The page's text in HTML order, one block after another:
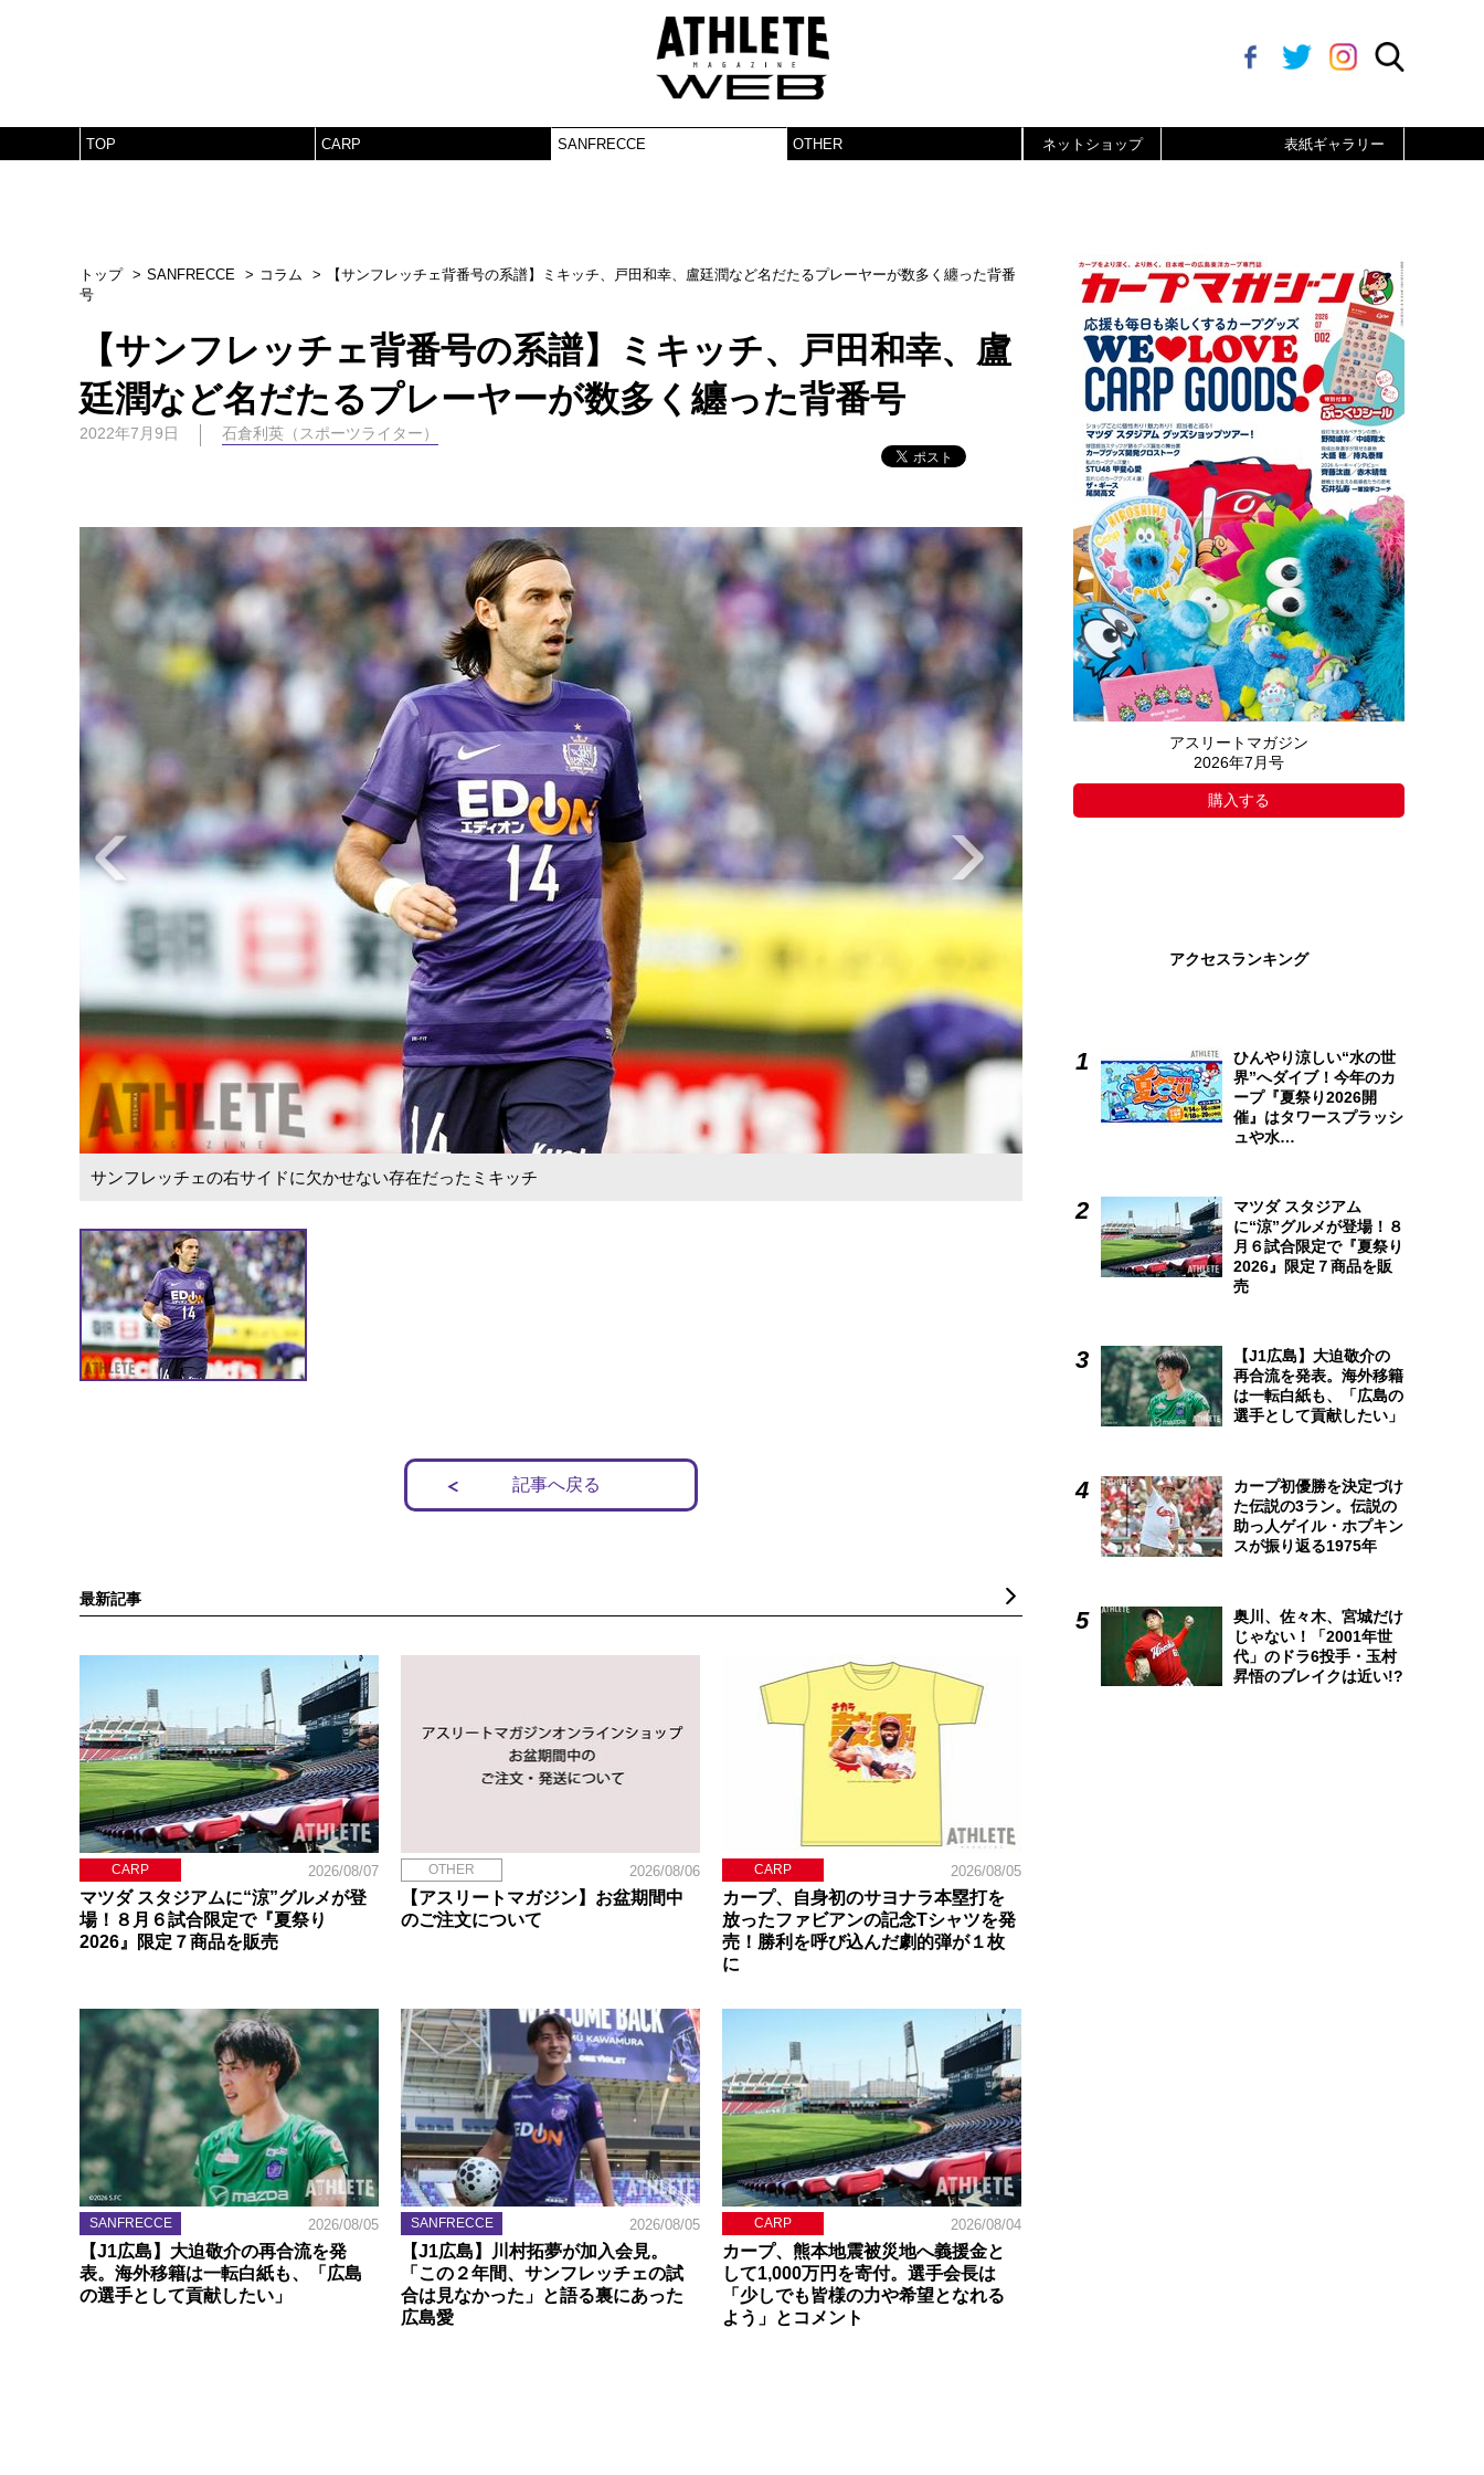
TOP CARP SANFRECCE OTHER ネットショップ 表紙ギャラリー
トップ SANFRECCE コラム
【サンフレッチェ背番号の系譜】ミキッチ、戸田和幸、盧廷潤など名だたるプレーヤーが数多く纏った背番
号
【サンフレッチェ背番号の系譜】ミキッチ、戸田和幸、盧
廷潤など名だたるプレーヤーが数多く纏った背番号
2022年7月9日 石倉利英（スポーツライター）
サンフレッチェの右サイドに欠かせない存在だったミキッチ
記事へ戻る
最新記事
CARP 2026/08/07
マツダ スタジアムに“涼”グルメが登
場！８月６試合限定で『夏祭り
2026』限定７商品を販売
OTHER 2026/08/06
【アスリートマガジン】お盆期間中
のご注文について
CARP 2026/08/05
カープ、自身初のサヨナラ本塁打を
放ったファビアンの記念Tシャツを発
売！勝利を呼び込んだ劇的弾が１枚
に
SANFRECCE 2026/08/05
【J1広島】大迫敬介の再合流を発
表。海外移籍は一転白紙も、「広島
の選手として貢献したい」
SANFRECCE 2026/08/05
【J1広島】川村拓夢が加入会見。
「この２年間、サンフレッチェの試
合は見なかった」と語る裏にあった
広島愛
CARP 2026/08/04
カープ、熊本地震被災地へ義援金と
して1,000万円を寄付。選手会長は
「少しでも皆様の力や希望となれる
よう」とコメント
アスリートマガジン
2026年7月号
購入する
アクセスランキング
ひんやり涼しい“水の世
界”へダイブ！今年のカ
ープ『夏祭り2026開
催』はタワースプラッシ
ュや水…
マツダ スタジアム
に“涼”グルメが登場！８
月６試合限定で『夏祭り
2026』限定７商品を販
売
【J1広島】大迫敬介の
再合流を発表。海外移籍
は一転白紙も、「広島の
選手として貢献したい」
カープ初優勝を決定づけ
た伝説の3ラン。伝説の
助っ人ゲイル・ホプキン
スが振り返る1975年
奥川、佐々木、宮城だけ
じゃない！「2001年世
代」のドラ6投手・玉村
昇悟のブレイクは近い!?